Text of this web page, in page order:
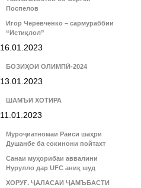
Поспелов
Игор Черевченко – сармураббии
“Истиқлол”
16.01.2023
БОЗИҲОИ ОЛИМПӢ-2024
13.01.2023
ШАМЪИ ХОТИРА
11.01.2023
Муроҷиатномаи Раиси шаҳри
Душанбе ба сокинони пойтахт
Санаи муҳорибаи аввалини
Нурулло дар UFC аниқ шуд
ХОРУҒ. ҶАЛАСАИ ҶАМЪБАСТИ